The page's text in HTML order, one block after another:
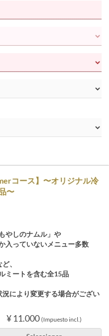
コース】〜オリジナル冷
〜
やしのナムル」や
入っていないメニュー多数
、
ミートを含む全15品
により変更する場合がござい
¥ 11.000 (Impuesto incl.)